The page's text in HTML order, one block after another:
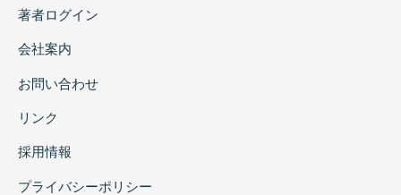
著者ログイン
会社案内
お問い合わせ
リンク
採用情報
プライバシーポリシー